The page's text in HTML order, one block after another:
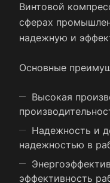
Винтовой
сферах
надежную и
Основные
Высокая
Надежность и
надежностью в
эффективность